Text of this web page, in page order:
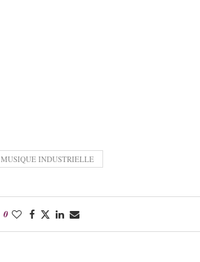
MUSIQUE INDUSTRIELLE
0